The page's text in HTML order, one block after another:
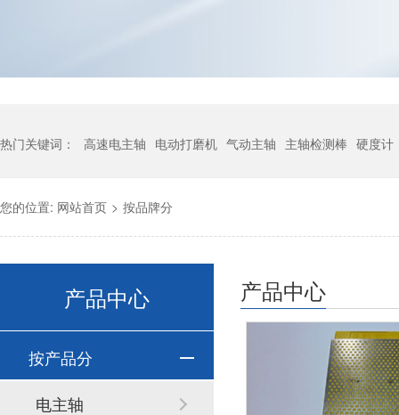
热门关键词： 高速电主轴 电动打磨机 气动主轴 主轴检测棒 硬度计
您的位置: 网站首页 > 按品牌分
产品中心
产品中心
按产品分
电主轴